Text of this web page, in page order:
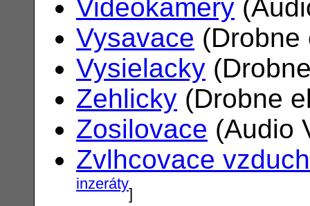
Videokamery
Vysavace
Vysielacky
Zehlicky (Drobne
Zosilovace (Audio
Zvlhcovace
inzeráty]